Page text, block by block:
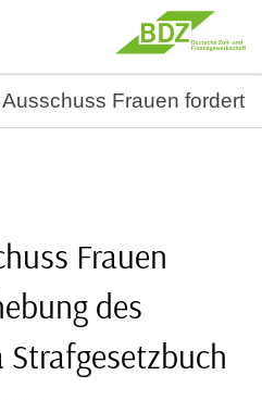
Frauen fordert
Frauen
des
Strafgesetzbuch